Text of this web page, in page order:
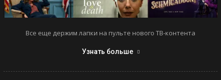
Все еще держим лапки на пульте нового ТВ-контента
Узнать больше